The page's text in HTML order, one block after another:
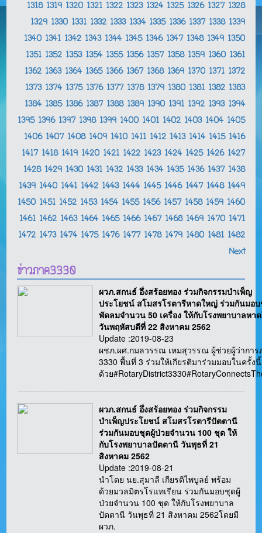
1318 1319 1320 1321 1322 1323 1324 1325 1326 1327 1328
1329 1330 1331 1332 1333 1334 1335 1336 1337 1338 1339
1340 1341 1342 1343 1344 1345 1346 1347 1348 1349 1350
1351 1352 1353 1354 1355 1356 1357 1358 1359 1360 1361
1362 1363 1364 1365 1366 1367 1368 1369 1370 1371 1372
1373 1374 1375 1376 1377 1378 1379 1380 1381 1382 1383
1384 1385 1386 1387 1388 1389 1390 1391 1392 1393 1394
1395 1396 1397 1398 1399 1400 1401 1402 1403 1404 1405
1406 1407 1408 1409 1410 1411 1412 1413 1414 1415 1416
1417 1418 1419 1420 1421 1422 1423 1424 1425 1426 1427
1428 1429 1430 1431 1432 1433 1434 1435 1436 1437 1438
1439 1440 1441 1442 1443 1444 1445 1446 1447 1448 1449
1450 1451 1452 1453 1454 1455 1456 1457 1458 1459 1460
1461 1462 1463 1464 1465 1466 1467 1468 1469 1470 1471
1472 1473 1474 1475 1476 1477 1478 1479 1480 1481 1482
Next
ข่าวภาค3330
ผวภ.สกนธ์ อึ่งสร้อยทอง ร่วมกิจกรรมบำเพ็ญ
ประโยชน์ สโมสรโรตารีหาดใหญ่ ร่วมกันมอ
พัดลมจำนวน 50 เครื่อง ให้กับโรงพยาบาลหา
วันพฤหัสบดีที่ 22 สิงหาคม 2562
Update :2019-08-23
ผชภ.ผศ.กมลวรรณ เหมสุวรรณ ผู้ช่วยผู้ว่าการ
3330 พื้นที่ 3 ร่วมให้เกียรติมาร่วมมอบในครั้งนี้
ด้วย
ผวภ.สกนธ์ อึ่งสร้อยทอง ร่วมกิจกรรม
บำเพ็ญประโยชน์ สโมสรโรตารีปัตตานี
ร่วมกันมอบชุดผู้ป่วยจำนวน 100 ชุด ให้
กับโรงพยาบาลปัตตานี วันพุธที่ 21
สิงหาคม 2562
Update :2019-08-21
นำโดย นย.สุมาลี เกียรติไพบูลย์ พร้อม
ด้วยมวลมิตรโรแทเรียน ร่วมกันมอบชุดผู้
ป่วยจำนวน 100 ชุด ให้กับโรงพยาบาล
ปัตตานี วันพุธที่ 21 สิงหาคม 2562โดยมี
ผวภ.